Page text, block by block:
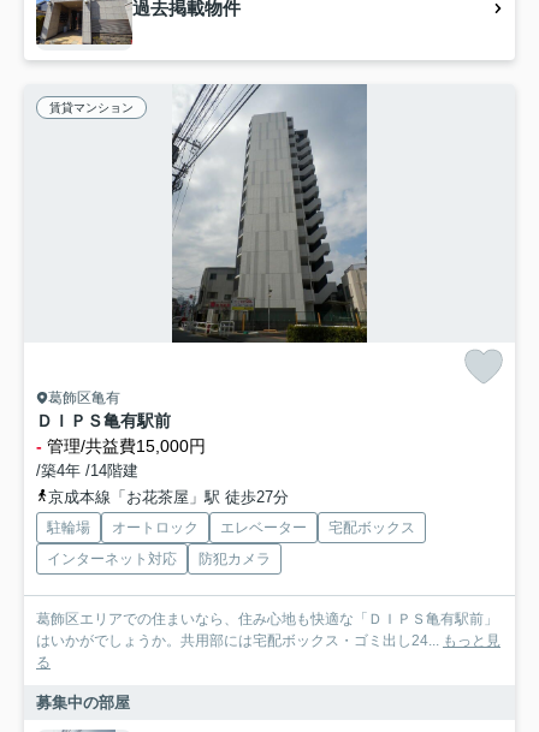
過去掲載物件
賃貸マンション
葛飾区亀有
ＤＩＰＳ亀有駅前
- 管理/共益費15,000円
/築4年 /14階建
京成本線「お花茶屋」駅 徒歩27分
駐輪場 オートロック エレベーター
宅配ボックス
インターネット対応
防犯カメラ
葛飾区エリアでの住まいなら、住み心地も快適な「ＤＩＰＳ亀有駅前」
はいかがでしょうか。共用部には宅配ボックス・ゴミ出し24... もっと見
る
募集中の部屋